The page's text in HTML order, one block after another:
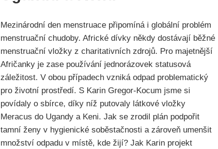
Mezinárodní den menstruace připomíná i globální problém
menstruační chudoby. Africké dívky někdy dostávají běžné
menstruační vložky z charitativních zdrojů. Pro majetnější
Afričanky je zase používání jednorázovek statusová
záležitost. V obou případech vzniká odpad problematický
pro životní prostředí. S Karin Gregor-Kocum jsme si
povídaly o sbírce, díky níž putovaly látkové vložky
Meracus do Ugandy a Keni. Jak se zrodil plán podpořit
tamní ženy v hygienické soběstačnosti a zároveň umenšit
množství odpadu v místě, kde žijí? Jak Karin projekt